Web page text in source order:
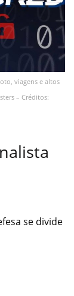
viagens e altos
– Créditos:
se divide